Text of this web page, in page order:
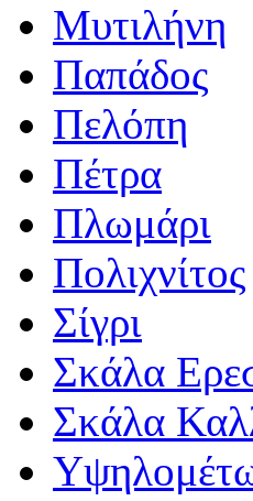
Μυτιλήνη
Παπάδος
Πελόπη
Πέτρα
Πλωμάρι
Πολιχνίτος
Σίγρι
Σκάλα
Σκάλα